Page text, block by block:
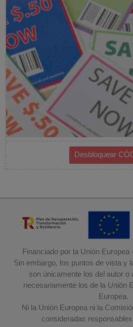
Financiado por la Unión
Sin embargo, los puntos de vista y
son únicamente los del autor
necesariamente los de la Unión
Europea.
Ni la Unión Europea ni la
consideradas